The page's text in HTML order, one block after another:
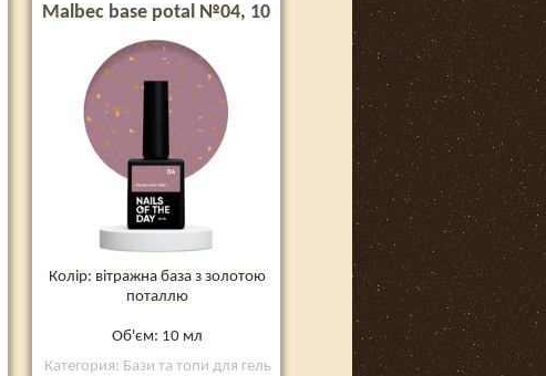
Malbec base potal №04, 10
мл
Колір: вітражна база з золотою
поталлю
Об'єм: 10 мл
Категория: Бази та топи для гель